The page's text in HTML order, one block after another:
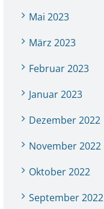
Mai 2023
März 2023
Februar 2023
Januar 2023
Dezember 2022
November 2022
Oktober 2022
September 2022